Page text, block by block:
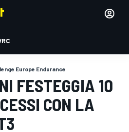
Europe Endurance
FESTEGGIA 10
CON LA